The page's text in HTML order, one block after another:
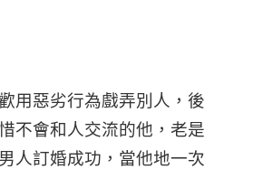
用惡劣行為戲弄別人，後
不會和人交流的他，老是
人訂婚成功，當他地一次